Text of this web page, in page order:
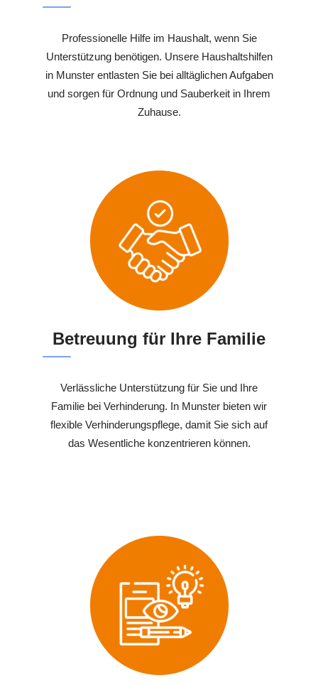
Professionelle Hilfe im Haushalt, wenn Sie
Unterstützung benötigen. Unsere Haushaltshilfen
in Munster entlasten Sie bei alltäglichen Aufgaben
und sorgen für Ordnung und Sauberkeit in Ihrem
Zuhause.
Betreuung für Ihre Familie
Verlässliche Unterstützung für Sie und Ihre
Familie bei Verhinderung. In Munster bieten wir
flexible Verhinderungspflege, damit Sie sich auf
das Wesentliche konzentrieren können.